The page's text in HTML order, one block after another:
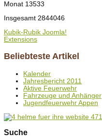
Monat 13533
Insgesamt 2844046
Kubik-Rubik Joomla!
Extensions
Beliebteste Artikel
Kalender
Jahresbericht 2011
Aktive Feuerwehr
Fahrzeuge und Anhänger
Jugendfeuerwehr Appen
Suche